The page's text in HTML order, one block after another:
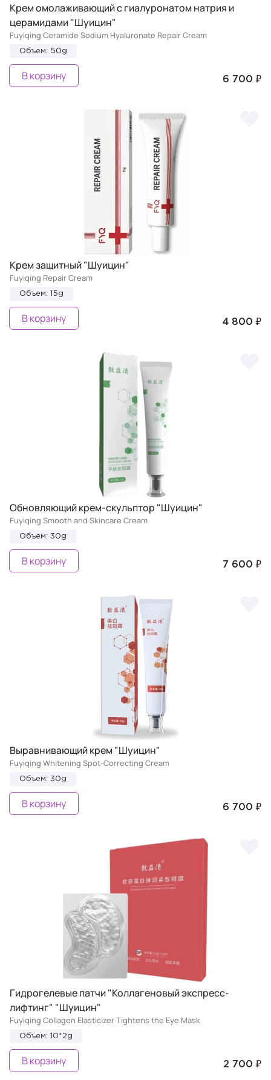
Крем омолаживающий с гиалуронатом натрия и
церамидами "Шуицин"
Fuyiqing Ceramide Sodium Hyaluronate Repair Cream
Объем: 50g
6 700 ₽
В корзину
Крем защитный "Шуицин"
Fuyiqing Repair Cream
Объем: 15g
4 800 ₽
В корзину
Обновляющий крем-скульптор "Шуицин"
Fuyiqing Smooth and Skincare Cream
Объем: 30g
7 600 ₽
В корзину
Выравнивающий крем "Шуицин"
Fuyiqing Whitening Spot-Correcting Cream
Объем: 30g
6 700 ₽
В корзину
Гидрогелевые патчи "Коллагеновый экспресс-
лифтинг" "Шуицин"
Fuyiqing Collagen Elasticizer Tightens the Eye Mask
Объем: 10*2g
2 700 ₽
В корзину